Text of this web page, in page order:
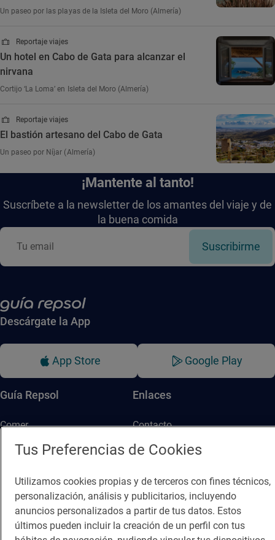
Un paseo por las playas de la Isleta del Moro (Almería)
Reportaje viajes
Un hotel en Cabo de Gata para alcanzar el
nirvana
Cortijo ‘La Loma’ en Isleta del Moro (Almería)
Reportaje viajes
El bastión artesano del Cabo de Gata
Un paseo por Níjar (Almería)
¡Mantente al tanto!
Suscríbete a la newsletter de los amantes del viaje y de
la buena comida
Suscribirme
Descárgate la App
App Store Google Play
Guía Repsol
Comer
Viajar
Enlaces
Contacto
Sala de prensa
Tus Preferencias de Cookies
Utilizamos cookies propias y de terceros con fines técnicos,
personalización, análisis y publicitarios, incluyendo
anuncios personalizados a partir de tus datos. Estos
últimos pueden incluir la creación de un perfil con tus